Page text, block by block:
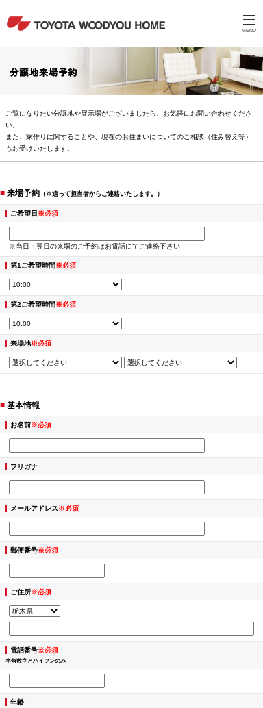
MENU
ご覧になりたい分譲地や展示場がございましたら、お気軽にお問い合わせくださ
い。
また、家作りに関することや、現在のお住まいについてのご相談（住み替え等）
もお受けいたします。
■ 来場予約 （※追って担当者からご連絡いたします。）
ご希望日 ※必須
※当日・翌日の来場のご予約はお電話にてご連絡下さい
第1ご希望時間※必須
第2ご希望時間※必須
来場地※必須
■ 基本情報
お名前※必須
フリガナ
メールアドレス※必須
郵便番号※必須
ご住所※必須
電話番号※必須
半角数字とハイフンのみ
年齢